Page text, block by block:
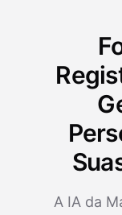
A IA da